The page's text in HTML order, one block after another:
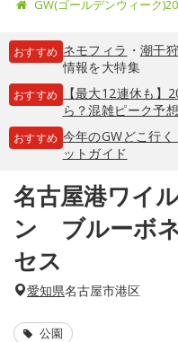
GW(ゴールデンウィーク
おすすめ ネモフィラ ・ 潮干
情報を大特集
おすすめ
【最大12連休も
ら？混雑ピーク予
おすすめ 今年のGWどこ行
ットガイド
名古屋港ワイ
ン ブルーボ
セス
愛知県名古屋市港区
公園